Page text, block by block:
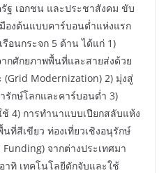
ฐ เอกชน และประชาสังคม ขับ
มืองต้นแบบคาร์บอนต่ำแห่งแรก
อนกระจก 5 ด้าน ได้แก่ 1)
กศักยภาพพื้นที่และสายส่งด้วย
Modernization) 2) มุ่งสู่
รักษ์โลกและคาร์บอนต่ำ 3)
4) การทำนาแบบเปียกสลับแห้ง
ที่สีเขียว ท่องเที่ยวเชิงอนุรักษ์
จากต่างประเทศมา
ทิ เทคโนโลยีดักจับและใช้